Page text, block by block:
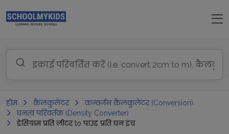
होम कैलकुलेटर
कन्वर्जन कैलकुलेटर (Conversion)
घनत्व परिवर्तक (Density Converter)
डेसिग्राम प्रति लीटर to पाउंड प्रति घन इंच